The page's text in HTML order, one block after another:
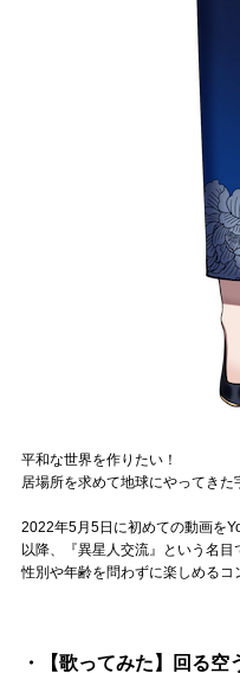
平和な世界を作りたい！
居場所を求めて地球にやってきた
2022年5月5日に初めての動画を
以降、『異星人交流』という名目
性別や年齢を問わずに楽しめるコ
・【歌ってみた】回る空